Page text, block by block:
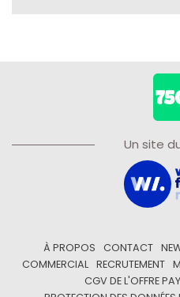
Un site
À PROPOS CONTACT
COMMERCIAL
RECRUTEMENT
CGV DE L'OFFRE